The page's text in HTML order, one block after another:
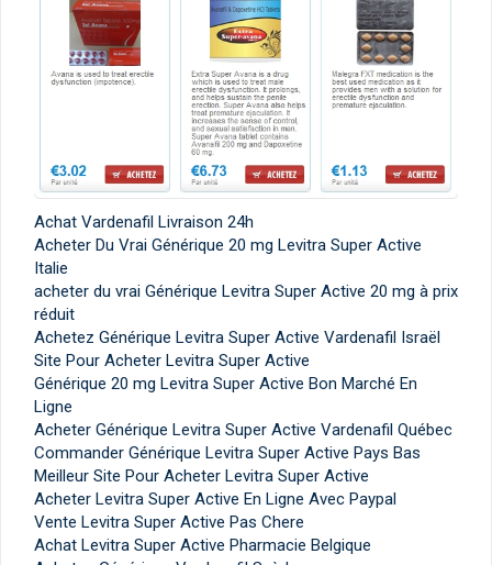
Achat Vardenafil Livraison 24h
Acheter Du Vrai Générique 20 mg Levitra Super Active
Italie
acheter du vrai Générique Levitra Super Active 20 mg à prix
réduit
Achetez Générique Levitra Super Active Vardenafil Israël
Site Pour Acheter Levitra Super Active
Générique 20 mg Levitra Super Active Bon Marché En
Ligne
Acheter Générique Levitra Super Active Vardenafil Québec
Commander Générique Levitra Super Active Pays Bas
Meilleur Site Pour Acheter Levitra Super Active
Acheter Levitra Super Active En Ligne Avec Paypal
Vente Levitra Super Active Pas Chere
Achat Levitra Super Active Pharmacie Belgique